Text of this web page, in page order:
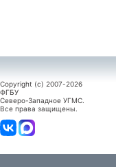
Copyright (c) 2007-2026
ФГБУ
Северо-Западное УГМС.
Все права защищены.